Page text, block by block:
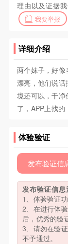
理由以及证据我
我要举报
详细介绍
两个妹子，好
漂亮，他们说
境还可以，干
了，APP上找的
体验验证
发布验证信
发布验证信息
1、体验验证
2、在进行体
后，优秀的验
3、请勿在验
不予通过。